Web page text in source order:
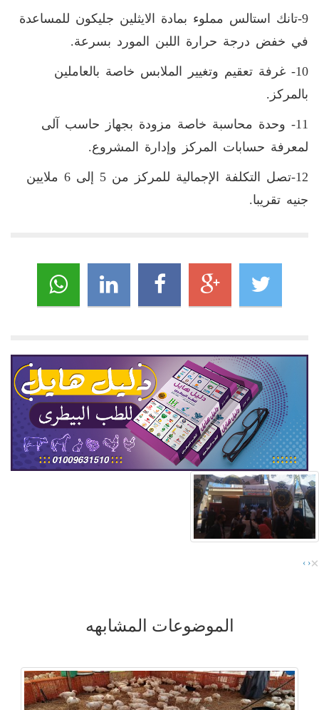
9-تانك استالس مملوء بمادة الايثلين جليكون للمساعدة
في خفض درجة حرارة اللبن المورد بسرعة.
10- غرفة تعقيم وتغيير الملابس خاصة بالعاملين
بالمركز.
11- وحدة محاسبة خاصة مزودة بجهاز حاسب آلى
لمعرفة حسابات المركز وإدارة المشروع.
12-تصل التكلفة الإجمالية للمركز من 5 إلى 6 ملايين
جنيه تقريبا.
‹
› ×
الموضوعات المشابهه